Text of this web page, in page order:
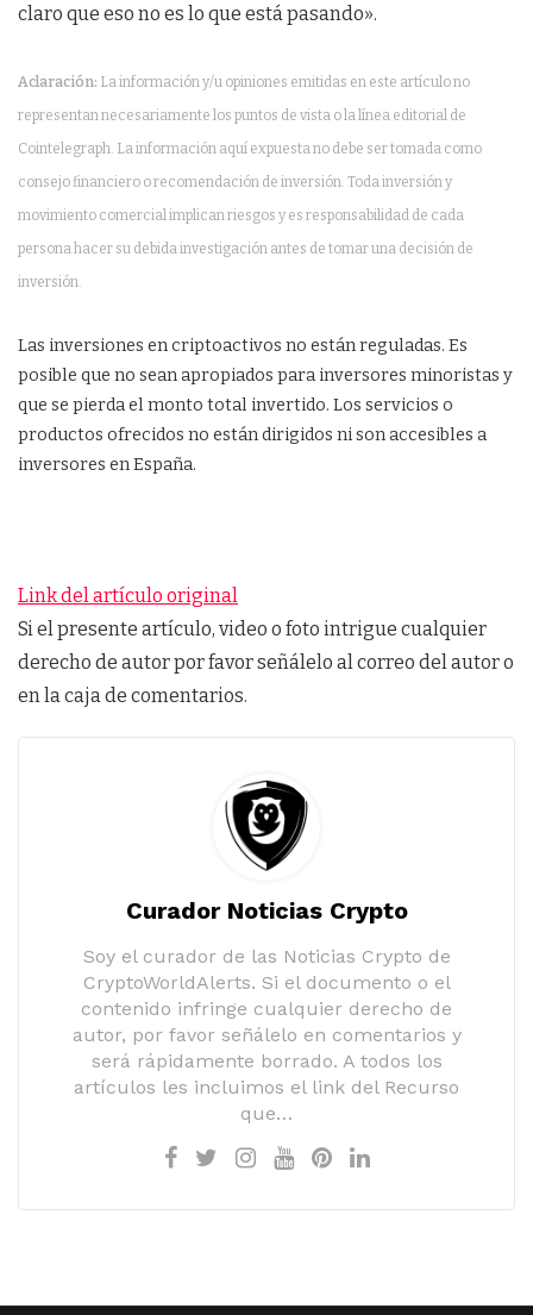
claro que eso no es lo que está pasando».
Aclaración: La información y/u opiniones emitidas en este artículo no
representan necesariamente los puntos de vista o la línea editorial de
Cointelegraph. La información aquí expuesta no debe ser tomada como
consejo financiero o recomendación de inversión. Toda inversión y
movimiento comercial implican riesgos y es responsabilidad de cada
persona hacer su debida investigación antes de tomar una decisión de
inversión.
Las inversiones en criptoactivos no están reguladas. Es
posible que no sean apropiados para inversores minoristas y
que se pierda el monto total invertido. Los servicios o
productos ofrecidos no están dirigidos ni son accesibles a
inversores en España.
Link del artículo original
Si el presente artículo, video o foto intrigue cualquier
derecho de autor por favor señálelo al correo del autor o
en la caja de comentarios.
Curador Noticias Crypto
Soy el curador de las Noticias Crypto de
CryptoWorldAlerts. Si el documento o el
contenido infringe cualquier derecho de
autor, por favor señálelo en comentarios y
será rápidamente borrado. A todos los
artículos les incluimos el link del Recurso
que…